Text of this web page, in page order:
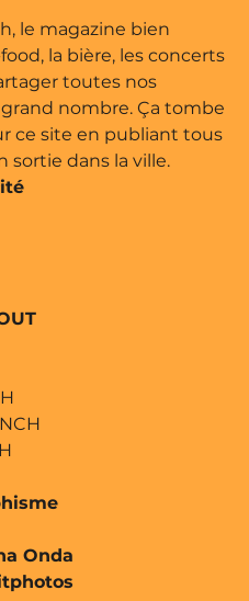
Web •
le magazine bien
la bière, les concerts
toutes nos
nombre. Ça tombe
ce site en publiant tous
sortie dans la ville.
Onda